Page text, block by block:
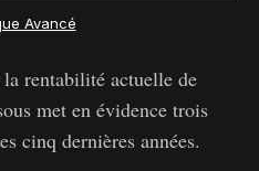
Avancé
rentabilité actuelle de
met en évidence trois
cinq dernières années.